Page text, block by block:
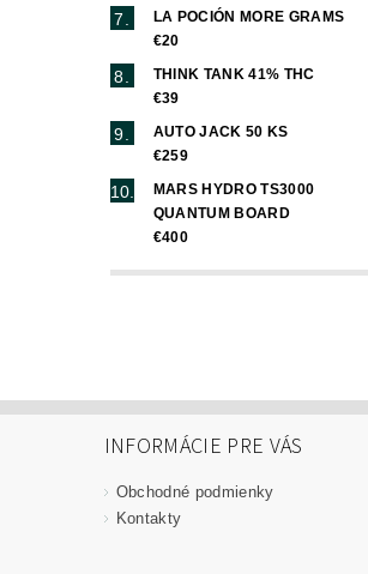
LA POCIÓN MORE GRAMS
€20
THINK TANK 41% THC
€39
AUTO JACK 50 KS
€259
MARS HYDRO TS3000
QUANTUM BOARD
€400
INFORMÁCIE PRE VÁS
Obchodné podmienky
Kontakty